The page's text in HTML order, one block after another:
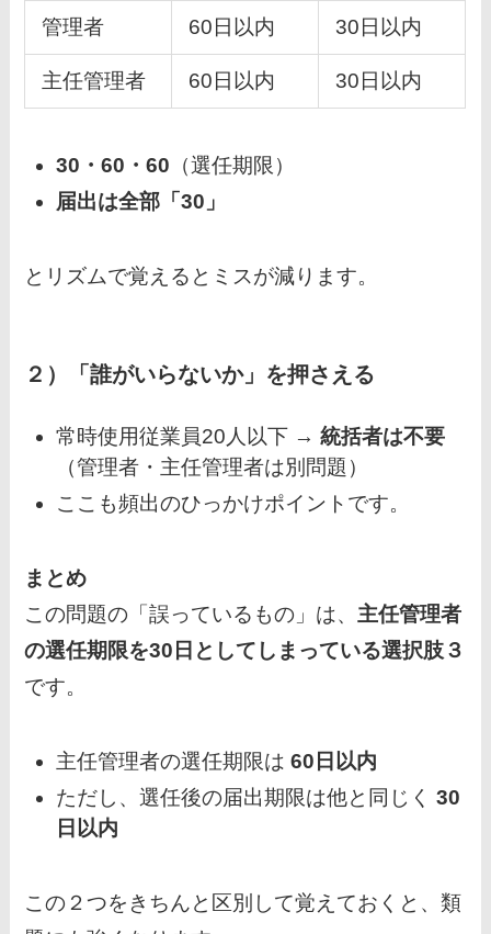
管理者 60日以内 30日以内
主任管理者 60日以内 30日以内
30・60・60 （選任期限）
届出は全部「30」
とリズムで覚えるとミスが減ります。
２）「誰がいらないか」を押さえる
常時使用従業員20人以下 → 統括者は不要
（管理者・主任管理者は別問題）
ここも頻出のひっかけポイントです。
まとめ
この問題の「誤っているもの」は、主任管理者
の選任期限を30日としてしまっている選択肢３
です。
主任管理者の選任期限は 60日以内
ただし、選任後の届出期限は他と同じく 30
日以内
この２つをきちんと区別して覚えておくと、類